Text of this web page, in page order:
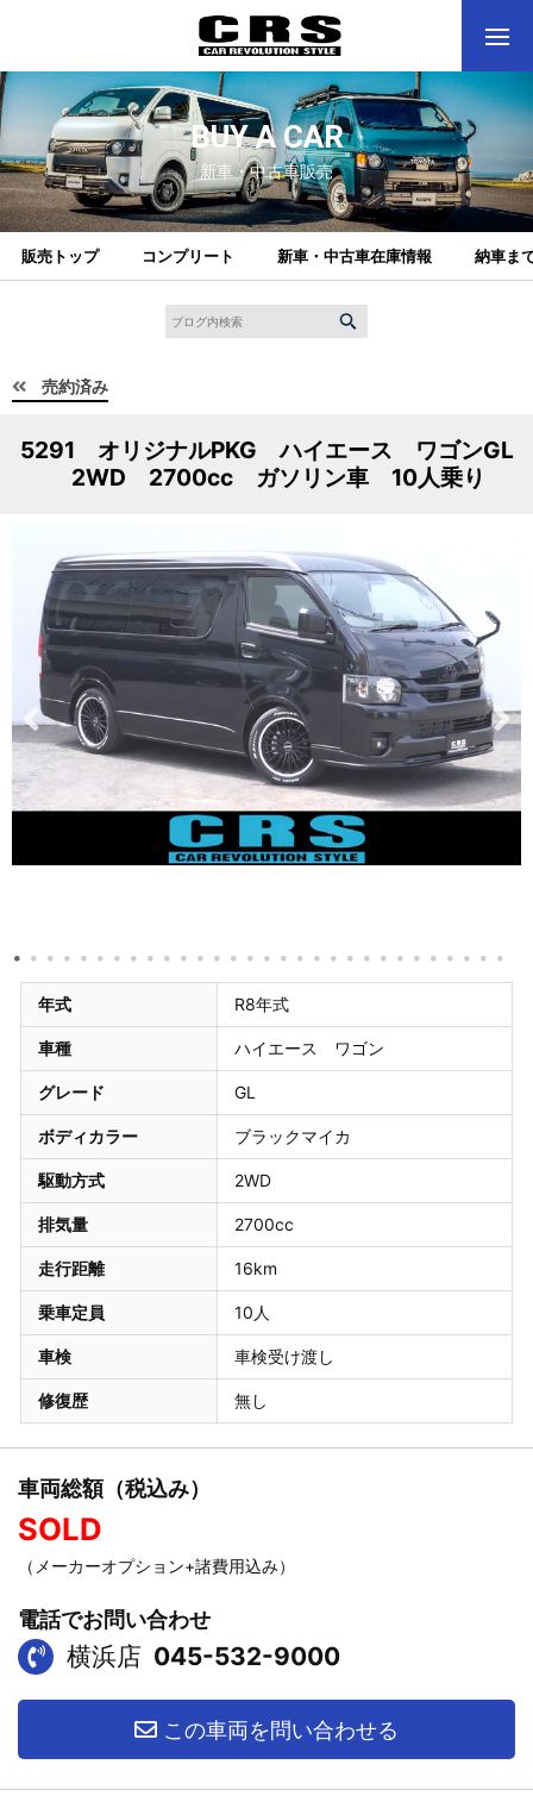
BUY A CAR
新車・中古車販売
販売トップ コンプリート 新車・中古車在庫情報 納車ま
売約済み
5291 オリジナルPKG ハイエース ワゴンGL
2WD 2700cc ガソリン車 10人乗り
年式 R8年式
車種 ハイエース ワゴン
グレード GL
ボディカラー ブラックマイカ
駆動方式 2WD
排気量 2700cc
走行距離 16km
乗車定員 10人
車検 車検受け渡し
修復歴 無し
車両総額（税込み）
SOLD
（メーカーオプション+諸費用込み）
電話でお問い合わせ
横浜店 045-532-9000
この車両を問い合わせる